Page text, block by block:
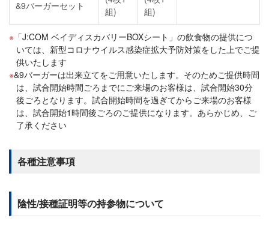
&9バーガーセット
組)
組)
「J:COM ベイディスカバリーBOXシート」の飲食物の提供につ
いては、新型コロナウイルス感染症拡大予防対策をした上でご提
供いたします
&9バーガーは出来立てをご用意いたします。そのためご提供時間
は、試合開始時間ごろまでにご来場のお客様は、試合開始30分
後ごろとなります。試合開始時間を過ぎてからご来場のお客様
は、試合開始1時間後ごろのご提供になります。あらかじめ、ご
了承ください
各種注意事項
陰性/接種証明等の持参物について